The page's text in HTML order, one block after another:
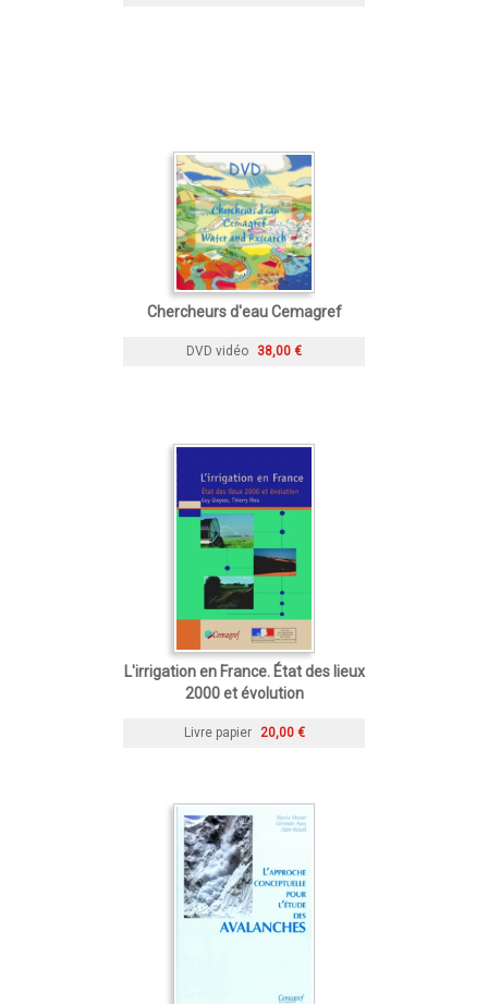
Chercheurs d'eau Cemagref
DVD vidéo 38,00 €
L'irrigation en France. État des lieux
2000 et évolution
Livre papier 20,00 €